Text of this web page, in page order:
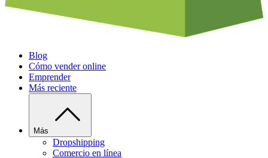
Blog
Cómo vender online
Emprender
Más reciente
Más
Dropshipping
Comercio en línea